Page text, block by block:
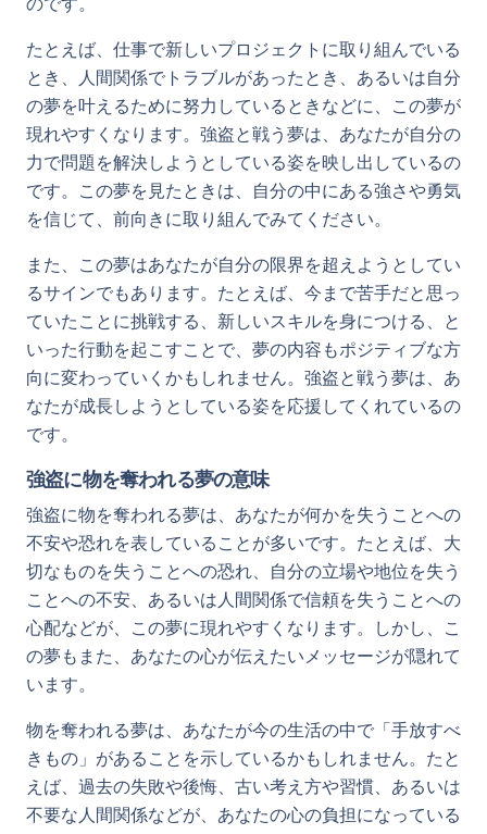
たとえば、仕事で新しいプロジェクトに取り組んでいる
とき、人間関係でトラブルがあったとき、あるいは自分
の夢を叶えるために努力しているときなどに、この夢が
現れやすくなります。強盗と戦う夢は、あなたが自分の
力で問題を解決しようとしている姿を映し出しているの
です。この夢を見たときは、自分の中にある強さや勇気
を信じて、前向きに取り組んでみてください。
また、この夢はあなたが自分の限界を超えようとしてい
るサインでもあります。たとえば、今まで苦手だと思っ
ていたことに挑戦する、新しいスキルを身につける、と
いった行動を起こすことで、夢の内容もポジティブな方
向に変わっていくかもしれません。強盗と戦う夢は、あ
なたが成長しようとしている姿を応援してくれているの
です。
強盗に物を奪われる夢の意味
強盗に物を奪われる夢は、あなたが何かを失うことへの
不安や恐れを表していることが多いです。たとえば、大
切なものを失うことへの恐れ、自分の立場や地位を失う
ことへの不安、あるいは人間関係で信頼を失うことへの
心配などが、この夢に現れやすくなります。しかし、こ
の夢もまた、あなたの心が伝えたいメッセージが隠れて
います。
物を奪われる夢は、あなたが今の生活の中で「手放すべ
きもの」があることを示しているかもしれません。たと
えば、過去の失敗や後悔、古い考え方や習慣、あるいは
不要な人間関係などが、あなたの心の負担になっている